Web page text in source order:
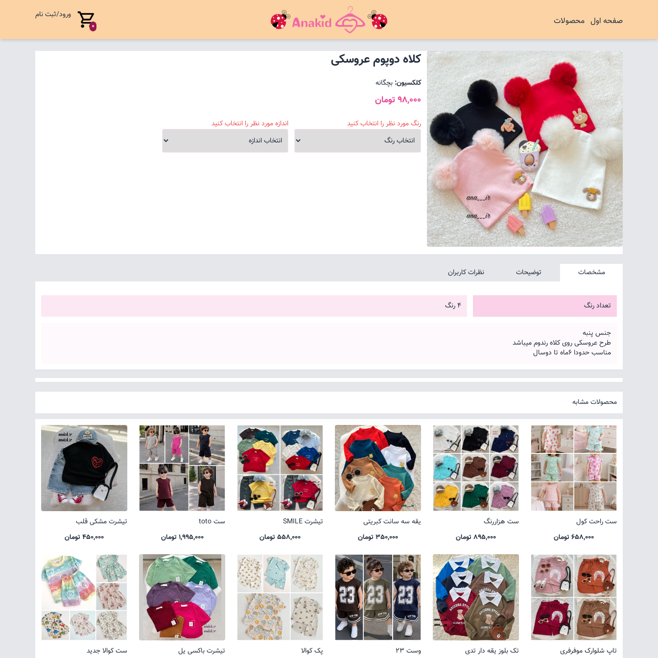
صفحه اول محصولات 0
ورود/ثبت نام
کلاه دوپوم عروسکی
کلکسیون: بچگانه
98,000 تومان
رنگ مورد نظر را انتخاب کنید اندازه مورد نظر را انتخاب کنید
مشخصات توضیحات نظرات کاربران
تعداد رنگ 4 رنگ
جنس پنبه
طرح عروسکی روی کلاه رندوم میباشد
مناسب حدودا ۶ماه تا دوسال
محصولات مشابه
ست راحت کول
658,000 تومان
ست هزاررنگ
895,000 تومان
یقه سه سانت کبریتی
350,000 تومان
تیشرت SMILE
558,000 تومان
ست toto
1,995,000 تومان
تیشرت مشکی قلب
450,000 تومان
تاپ شلوارک موفرفری تک بلوز یقه دار تدی وست 23 پک کوالا تیشرت باکسی یل ست کوالا جدید